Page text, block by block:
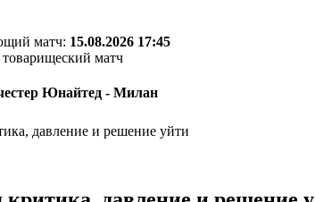
матч: 15.08.2026 17:45
товарищеский матч
Юнайтед - Милан
давление и решение уйти